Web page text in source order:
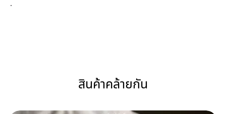
สินค้าคล้ายกัน